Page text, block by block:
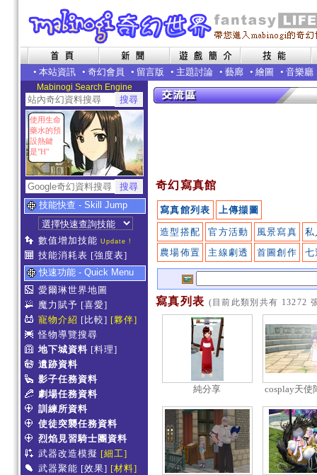
• 本站資訊 • 奇幻會員 • 留言版 • 主題討論 • 藝廊 • 繪圖 • 音樂廳
Mabinogi Search Engine
使用生命
藥水的預
設熱鍵
是"H"
技能快查 - Skill Jump
數值增加技能 Update !
技能消耗表 [強度表]
快速功能 - Quick Menu
愛爾琳世界地圖
魔力賦予 [喜愛]
寵物介紹 [比較] [夥伴]
怪物導覽搜尋
地下城資料 [料理]
遺跡資料
影子任務資料
劇場任務資料
訓練所資料
使徒突襲任務資料
烈焰見習騎士團資料
武器改造模擬 [細工]
武器聚能 [效果] [材料]
奇幻寫真館
寫真館列表 上傳擷圖
造型搭配 官方活動 風景寫真
私
農場佈置
主線劇透 首圖創作 七
寫真列表 (目前此類別共有 13272
純分享
cosplay天使